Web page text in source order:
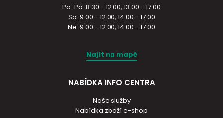
Po-Pá: 8:30 - 12:00, 13:00 - 17:00
So: 9:00 - 12:00, 14:00 - 17:00
Ne: 9:00 - 12:00, 14:00 - 17:00
Najít na mapě
NABÍDKA INFO CENTRA
Naše služby
Nabídka zboží e-shop